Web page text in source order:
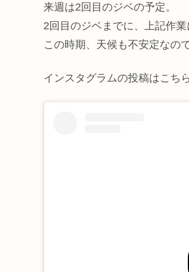
来週は2回目のジベの予定。
2回目のジベまでに、上記作
この時期、天候も不安定なの
インスタグラムの投稿はこち